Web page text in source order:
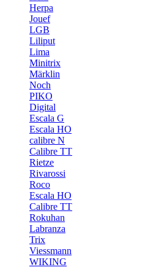
Herpa
Jouef
LGB
Liliput
Lima
Minitrix
Märklin
Noch
PIKO
Digital
Escala G
Escala HO
calibre N
Calibre TT
Rietze
Rivarossi
Roco
Escala HO
Calibre TT
Rokuhan
Labranza
Trix
Viessmann
WIKING